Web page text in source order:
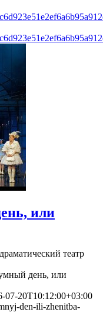
или
театр
день, или
07-20T10:12:00+03:00
den-ili-zhenitba-